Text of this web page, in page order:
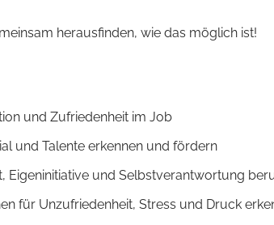
herausfinden, wie das möglich ist!
und Zufriedenheit im Job
und Talente erkennen und fördern
Eigeninitiative und Selbstverantwortung
für Unzufriedenheit, Stress und Druck